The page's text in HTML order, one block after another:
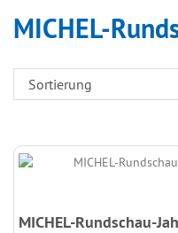
MICHEL-
MICHEL-Rundschau-